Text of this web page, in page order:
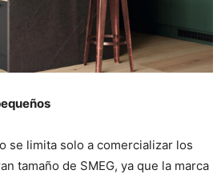
se limita solo a comercializar los
tamaño de SMEG, ya que la marca